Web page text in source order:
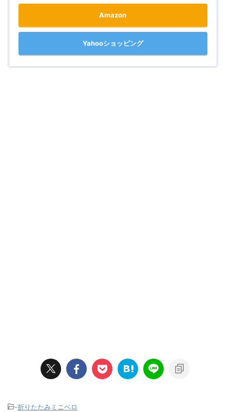
Amazon
Yahooショッピング
-折りたたみミニベロ